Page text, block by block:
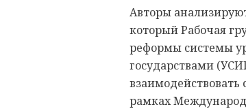
Авторы
который Рабочая
реформы системы
государствами
рамках